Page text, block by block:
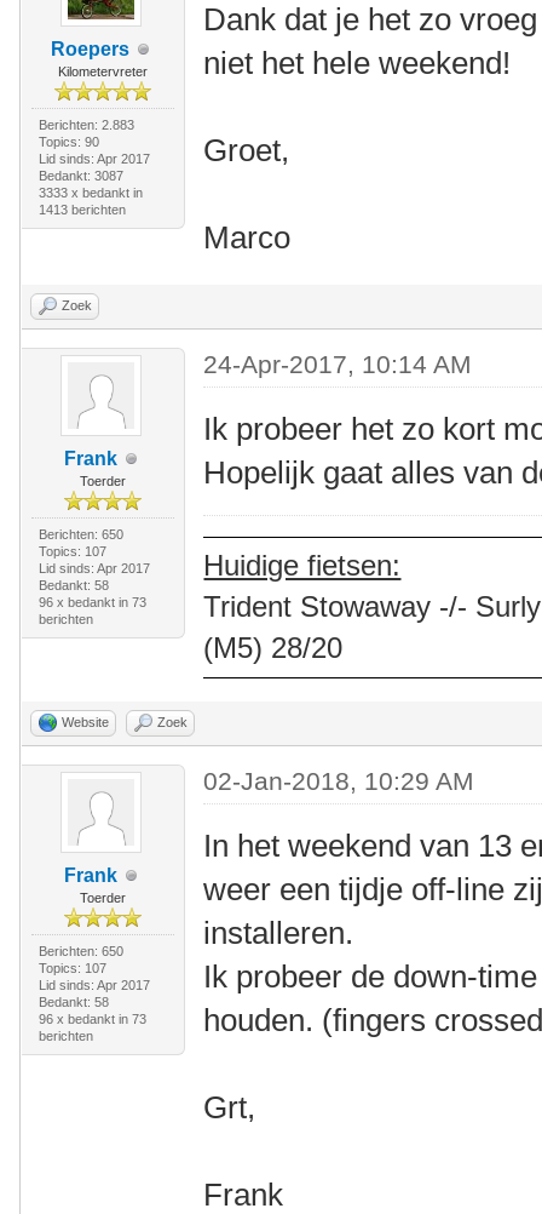
Roepers
Kilometervreter
Berichten: 2.883
Topics: 90
Lid sinds: Apr 2017
Bedankt: 3087
3333 x bedankt in
1413 berichten
Dank dat je het zo
niet het hele weekend!
Groet,
Marco
Zoek
Frank
Toerder
Berichten: 650
Topics: 107
Lid sinds: Apr 2017
Bedankt: 58
96 x bedankt in 73
berichten
24-Apr-2017, 10:14 AM
Ik probeer het zo kort
Hopelijk gaat alles van
Huidige fietsen:
Trident Stowaway -/-
(M5) 28/20
Website Zoek
Frank
Toerder
Berichten: 650
Topics: 107
Lid sinds: Apr 2017
Bedankt: 58
96 x bedankt in 73
berichten
02-Jan-2018, 10:29 AM
In het weekend van 13
weer een tijdje off-line
installeren.
Ik probeer de down-
houden. (fingers
Grt,
Frank